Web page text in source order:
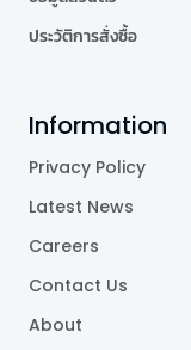
ประวัติการสั่งซื้อ
Information
Privacy Policy
Latest News
Careers
Contact Us
About